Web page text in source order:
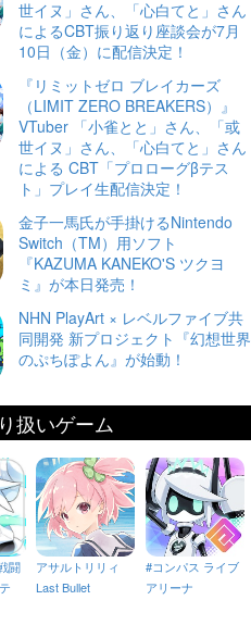
世イヌ」さん、「心白てと」さん
によるCBT振り返り座談会が7月
10日（金）に配信決定！
『リミットゼロ ブレイカーズ
（LIMIT ZERO BREAKERS）』
VTuber 「小雀とと」さん、「或
世イヌ」さん、「心白てと」さん
による CBT「プロローグβテス
ト」プレイ生配信決定！
金子一馬氏が手掛けるNintendo
Switch（TM）用ソフト
『KAZUMA KANEKO'S ツクヨ
ミ』が本日発売！
NHN PlayArt × レベルファイブ共
同開発 新プロジェクト『幻想世界
のぷちぽよん』が始動！
扱いゲーム
闘
アサルトリリィ
Last Bullet
#コンパス ライブ
アリーナ